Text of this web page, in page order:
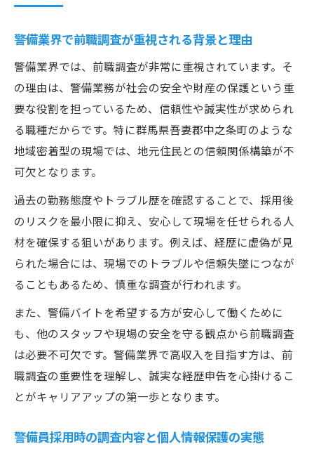
警備業界で前職調査が重視される背景と理由
警備業界では、前職調査が非常に重視されています。そ
の理由は、警備業務が社会の安全や財産の保護という重
要な役割を担っているため、信頼性や誠実性が求められ
る職種だからです。特に群馬県吾妻郡中之条町のような
地域密着型の現場では、地元住民との信頼関係構築が不
可欠となります。
過去の勤務態度やトラブル歴を確認することで、採用後
のリスクを最小限に抑え、安心して現場を任せられる人
材を確保する狙いがあります。例えば、経歴に虚偽が見
られた場合には、現場でのトラブルや信頼失墜につなが
ることもあるため、慎重な調査が行われます。
また、警備バイトを希望する方が安心して働くために
も、他のスタッフや現場の安全を守る観点から前職調査
は必要不可欠です。警備業界で高収入を目指す方は、前
職調査の重要性を理解し、誠実な経歴申告を心掛けるこ
とがキャリアアップの第一歩となります。
警備員採用時の調査内容と個人情報保護の実態